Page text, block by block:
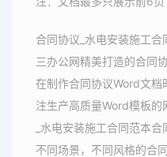
合同协议_水电安装施工
三办公网精美打造的合同
在制作合同协议Word文档
注生产高质量Word模板
_水电安装施工合同范本
不同场景，不同风格的合